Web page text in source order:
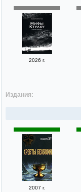
2026 г.
Издания:
2007 г.